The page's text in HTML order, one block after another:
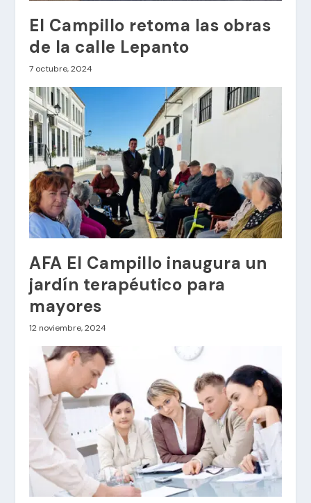
El Campillo retoma las obras
de la calle Lepanto
7 octubre, 2024
AFA El Campillo inaugura un
jardín terapéutico para
mayores
12 noviembre, 2024